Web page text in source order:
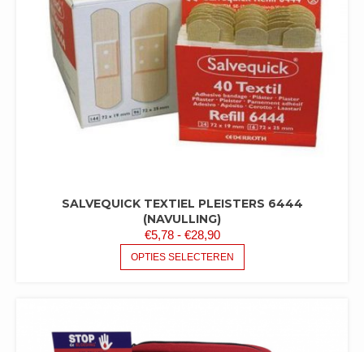
OP
DE
PRODUCTPAGINA
SALVEQUICK TEXTIEL PLEISTERS 6444
(NAVULLING)
€5,78 - €28,90PRIJSKLASSE:
€5,78
TOT
OPTIES SELECTEREN
PRODUCT